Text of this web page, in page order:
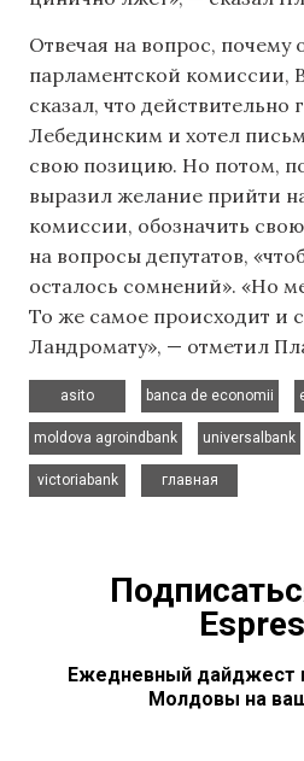
Отвечая на вопрос, почему
парламентской комиссии,
сказал, что
Лебединским и хотел
свою позицию. Но потом,
выразил желание прийти
комиссии, обозначить
на вопросы депутатов,
осталось сомнений». «Но
То же самое происходит и
Ландромату», — отметил
asito
banca de economii
moldova agroindbank
universalbank
victoriabank
главная
Ежедневный дайджест
Молдовы на